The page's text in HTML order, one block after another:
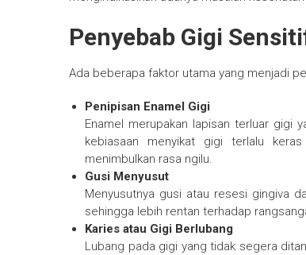
Penyebab Gigi
Ada beberapa faktor utama yang menjadi
Penipisan Enamel Gigi
Enamel merupakan lapisan terluar gigi
kebiasaan menyikat gigi terlalu
menimbulkan rasa ngilu.
Gusi Menyusut
Menyusutnya gusi atau resesi gingiva
sehingga lebih rentan terhadap
Karies atau Gigi Berlubang
Lubang pada gigi yang tidak segera